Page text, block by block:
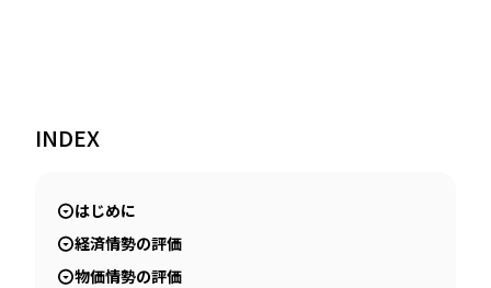
INDEX
はじめに
経済情勢の評価
物価情勢の評価